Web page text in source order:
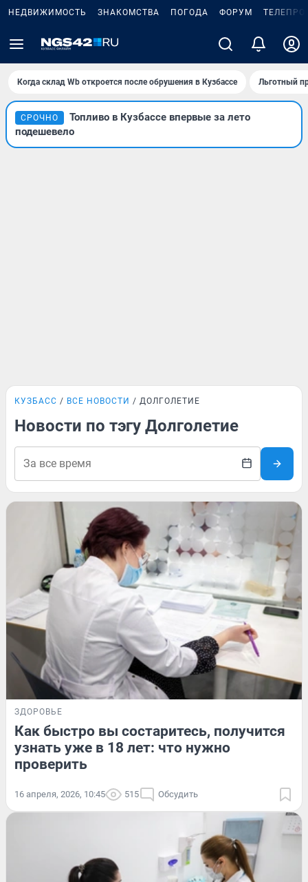
НЕДВИЖИМОСТЬ ЗНАКОМСТВА ПОГОДА ФОРУМ
Когда склад Wb откроется после обрушения в Кузбассе Льготный
СРОЧНО
Топливо в Кузбассе впервые за лето
подешевело
КУЗБАСС ВСЕ НОВОСТИ ДОЛГОЛЕТИЕ
Новости по тэгу Долголетие
ЗДОРОВЬЕ
Как быстро вы состаритесь, получится
узнать уже в 18 лет: что нужно
проверить
16 апреля, 2026, 10:45 515 Обсудить